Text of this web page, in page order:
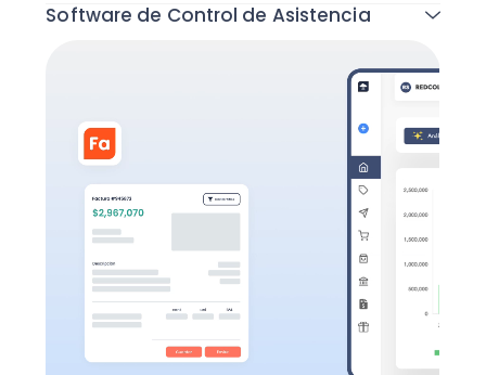
Todas las funcionalidades
Software de Control de Asistencia
Todas las funcionalidades